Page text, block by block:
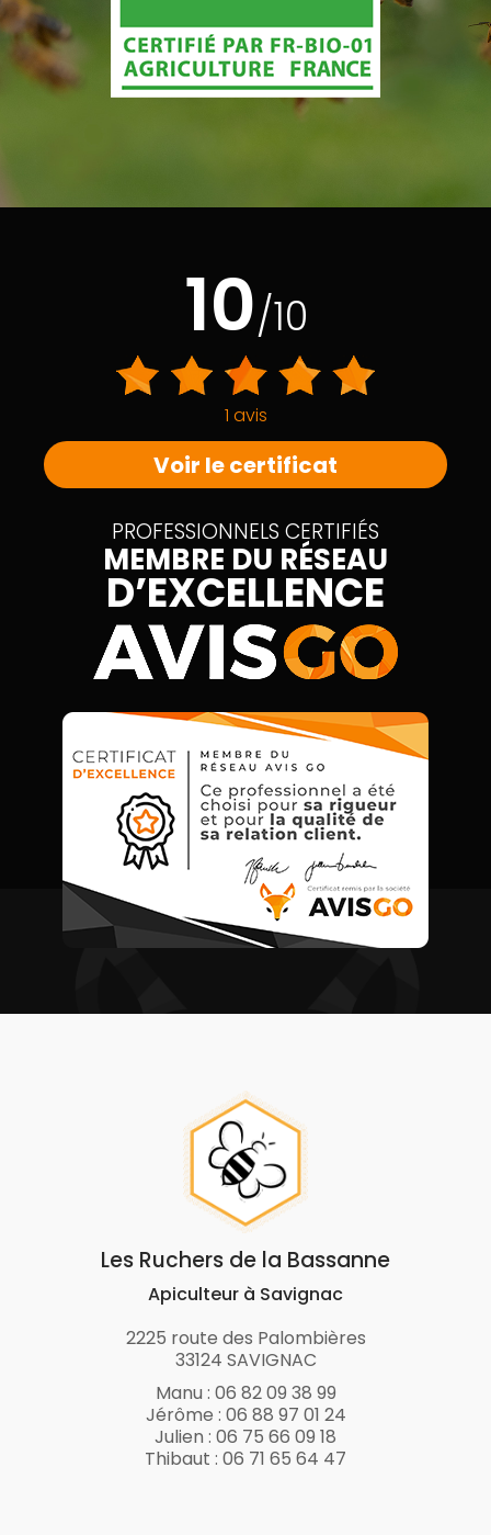
10/10
1 avis
Voir le certificat
PROFESSIONNELS CERTIFIÉS
MEMBRE DU RÉSEAU
D’EXCELLENCE
Les Ruchers de la Bassanne
Apiculteur à Savignac
2225 route des Palombières
33124 SAVIGNAC
Manu : 06 82 09 38 99
Jérôme : 06 88 97 01 24
Julien : 06 75 66 09 18
Thibaut : 06 71 65 64 47